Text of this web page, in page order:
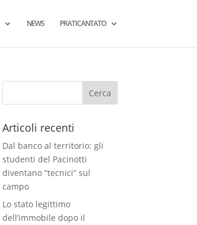
NEWS PRATICANTATO
Articoli recenti
Dal banco al territorio: gli
studenti del Pacinotti
diventano “tecnici” sul
campo
Lo stato legittimo
dell’immobile dopo il